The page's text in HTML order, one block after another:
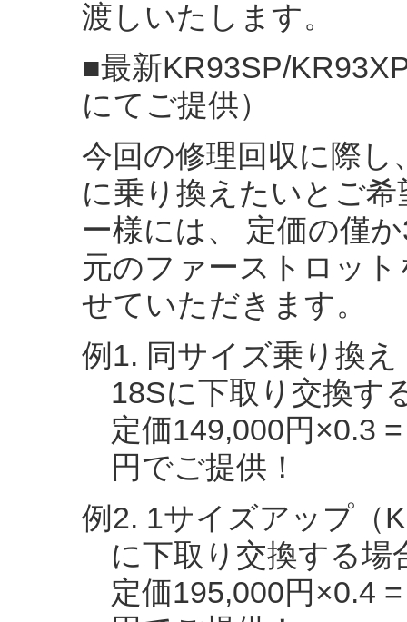
渡しいたします。
■最新KR93SP/
にてご提供）
今回の修理回収に際
に乗り換えたいとご
ー様には、 定価の僅
元のファーストロッ
せていただきます。
例1. 同サイズ乗り換
18Sに下取り交換す
定価149,000円×0.3
円でご提供！
例2. 1サイズアップ（
に下取り交換する
定価195,000円×0.4